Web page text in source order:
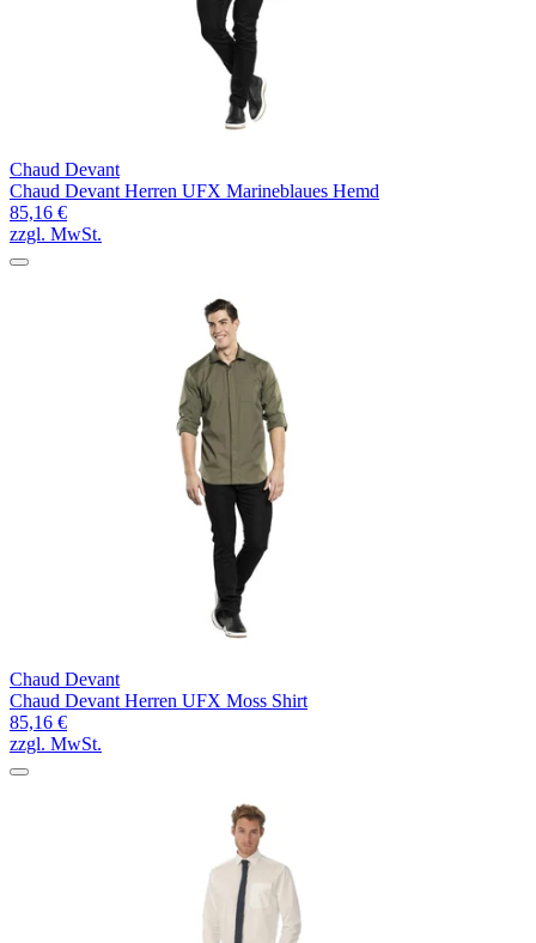
Chaud Devant
Chaud Devant Herren UFX Marineblaues Hemd
85,16 €
zzgl. MwSt.
Chaud Devant
Chaud Devant Herren UFX Moss Shirt
85,16 €
zzgl. MwSt.